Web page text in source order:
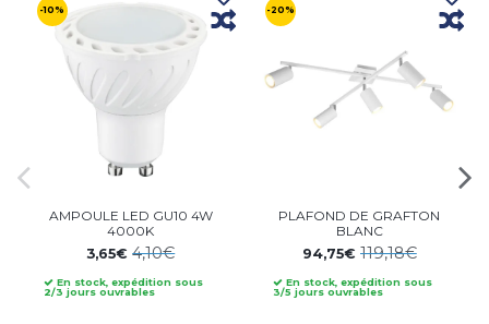
-10%
AMPOULE LED GU10 4W
4000K
3,65€4,10€
En stock, expédition sous
2/3 jours ouvrables
-20%
PLAFOND DE GRAFTON
BLANC
94,75€ 119,18€
En stock, expédition sous
3/5 jours ouvrables